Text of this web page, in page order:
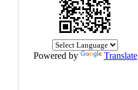
Powered by Translate